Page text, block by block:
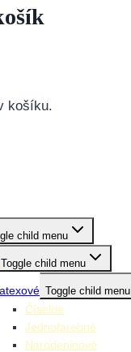
košíku.
child menu
Toggle child menu
Toggle child menu
Číselné
Jednofarebné
Narodeninové